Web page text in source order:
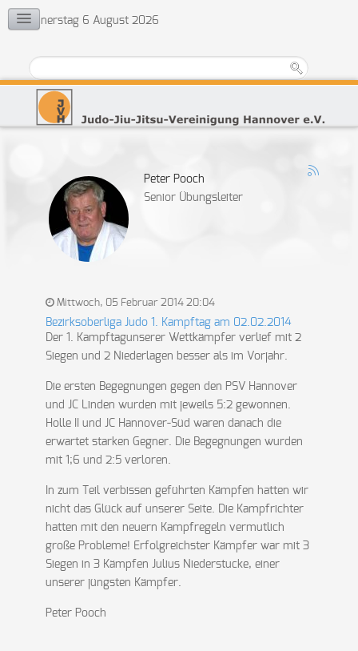
Donnerstag 6 August 2026
KONTAKT
Jugendvertretung
Übungsleiter
Peter Pooch
Senior Übungsleiter
Mittwoch, 05 Februar 2014 20:04
Bezirksoberliga Judo 1. Kampftag am 02.02.2014
Der 1. Kampftagunserer Wettkämpfer verlief mit 2
Siegen und 2 Niederlagen besser als im Vorjahr.
Die ersten Begegnungen gegen den PSV Hannover
und JC Linden wurden mit jeweils 5:2 gewonnen.
Holle II und JC Hannover-Süd waren danach die
erwartet starken Gegner. Die Begegnungen wurden
mit 1;6 und 2:5 verloren.
In zum Teil verbissen geführten Kämpfen hatten wir
nicht das Glück auf unserer Seite. Die Kampfrichter
hatten mit den neuern Kampfregeln vermutlich
große Probleme! Erfolgreichster Kämpfer war mit 3
Siegen in 3 Kämpfen Julius Niederstucke, einer
unserer jüngsten Kämpfer.
Peter Pooch